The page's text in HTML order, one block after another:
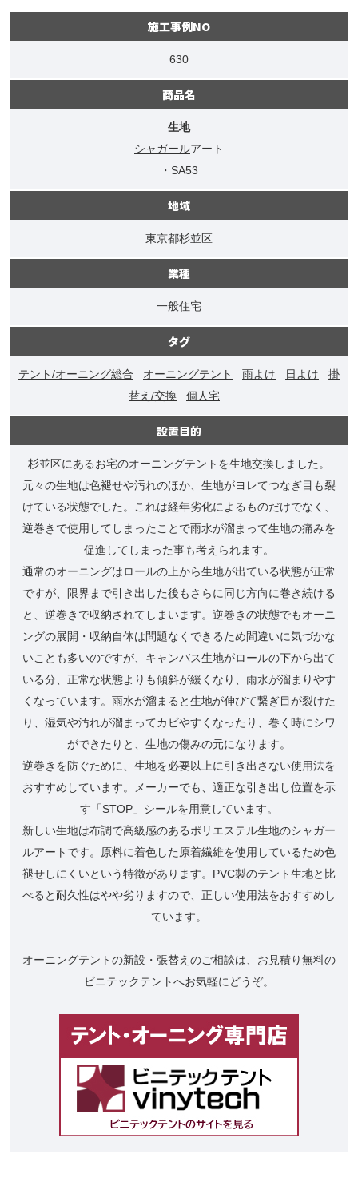
施工事例NO
630
商品名
生地
シャガールアート
・SA53
地域
東京都杉並区
業種
一般住宅
タグ
テント/オーニング総合 オーニングテント 雨よけ 日よけ
掛
替え/交換
個人宅
設置目的
杉並区にあるお宅のオーニングテントを生地交換しました。
元々の生地は色褪せや汚れのほか、生地がヨレてつなぎ目も裂
けている状態でした。これは経年劣化によるものだけでなく、
逆巻きで使用してしまったことで雨水が溜まって生地の痛みを
促進してしまった事も考えられます。
通常のオーニングはロールの上から生地が出ている状態が正常
ですが、限界まで引き出した後もさらに同じ方向に巻き続ける
と、逆巻きで収納されてしまいます。逆巻きの状態でもオーニ
ングの展開・収納自体は問題なくできるため間違いに気づかな
いことも多いのですが、キャンバス生地がロールの下から出て
いる分、正常な状態よりも傾斜が緩くなり、雨水が溜まりやす
くなっています。雨水が溜まると生地が伸びて繋ぎ目が裂けた
り、湿気や汚れが溜まってカビやすくなったり、巻く時にシワ
ができたりと、生地の傷みの元になります。
逆巻きを防ぐために、生地を必要以上に引き出さない使用法を
おすすめしています。メーカーでも、適正な引き出し位置を示
す「STOP」シールを用意しています。
新しい生地は布調で高級感のあるポリエステル生地のシャガー
ルアートです。原料に着色した原着繊維を使用しているため色
褪せしにくいという特徴があります。PVC製のテント生地と比
べると耐久性はやや劣りますので、正しい使用法をおすすめし
ています。
オーニングテントの新設・張替えのご相談は、お見積り無料の
ビニテックテントへお気軽にどうぞ。